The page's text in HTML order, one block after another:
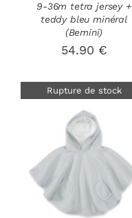
9-36m tetra jersey +
teddy bleu minéral
(Bemini)
54.90 €
Rupture de stock
DÉTAILS